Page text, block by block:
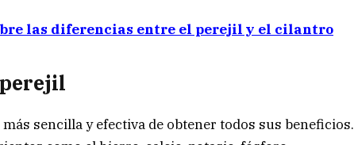
las diferencias entre el perejil y el cilantro
sencilla y efectiva de obtener todos sus beneficios.